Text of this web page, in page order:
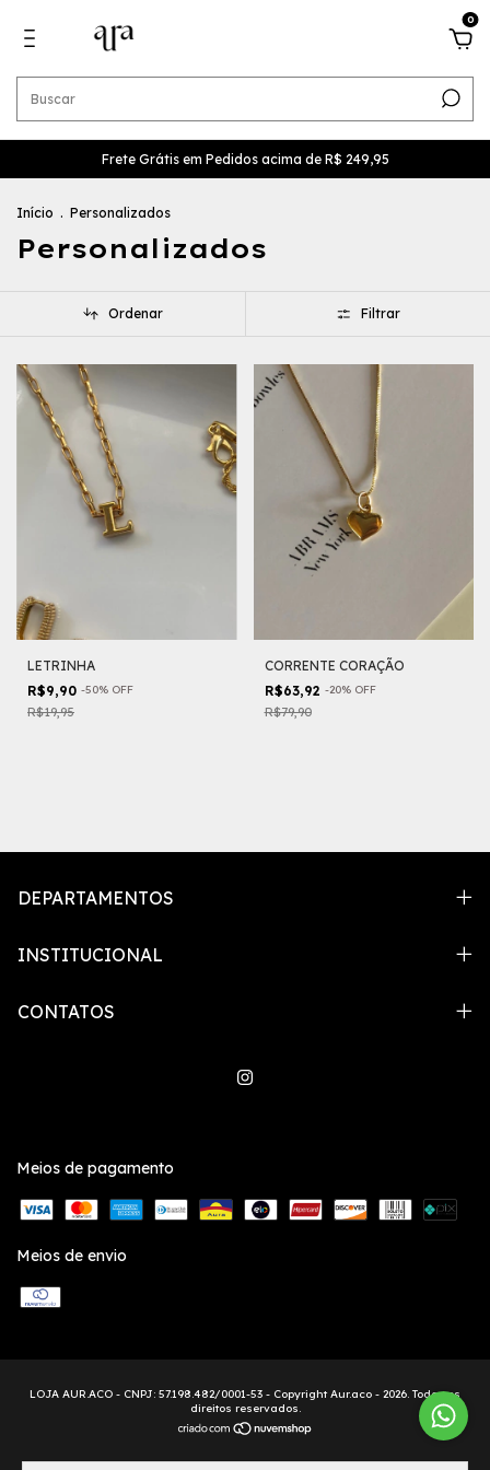
0
Frete Grátis em Pedidos acima de R$ 249,95
Início . Personalizados
Personalizados
Ordenar Filtrar
LETRINHA
R$9,90 -50% OFF
R$19,95
CORRENTE CORAÇÃO
R$63,92 -20% OFF
R$79,90
DEPARTAMENTOS
INSTITUCIONAL
CONTATOS
Meios de pagamento
Meios de envio
Copyright Aur.aco - 2026. Todos os
direitos reservados.